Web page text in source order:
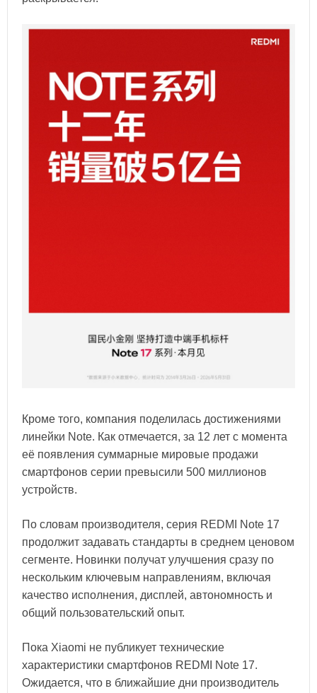
Кроме того, компания поделилась достижениями
линейки Note. Как отмечается, за 12 лет с момента
её появления суммарные мировые продажи
смартфонов серии превысили 500 миллионов
устройств.
По словам производителя, серия REDMI Note 17
продолжит задавать стандарты в среднем ценовом
сегменте. Новинки получат улучшения сразу по
нескольким ключевым направлениям, включая
качество исполнения, дисплей, автономность и
общий пользовательский опыт.
Пока Xiaomi не публикует технические
характеристики смартфонов REDMI Note 17.
Ожидается, что в ближайшие дни производитель